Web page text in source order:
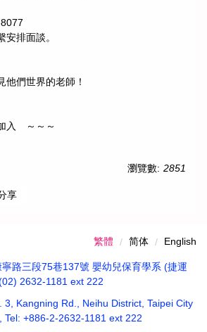
排面談。
他們世界的老師！
入 ～～～
瀏覽數: 2851
享
繁體 简体 English
路三段75巷137號 嬰幼兒保育學系 (捷運
2632-1181 ext 222
3, Kangning Rd., Neihu District, Taipei City
Tel: +886-2-2632-1181 ext 222